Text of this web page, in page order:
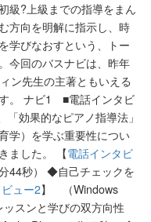
級?上級までの指導をまん
方向を明解に指示し、時
学びなおすという、トー
今回のバスナビは、昨年
ン先生の主著ともいえる
す。 ナビ1 ■電話インタビ
効果的なピアノ指導法」
学）を学ぶ重要性につい
ました。 【電話インタビ
44秒） ◆自己チェックを
ュー2】 （Windows
スンと学びの双方向性